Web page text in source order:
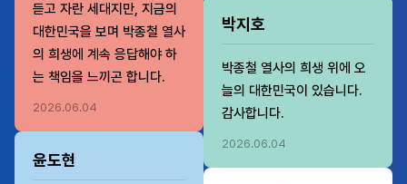
듣고 자란 세대지만, 지금의
대한민국을 보며 박종철 열사
의 희생에 계속 응답해야 하
는 책임을 느끼곤 합니다.
2026.06.04
윤도현
박지호
박종철 열사의 희생 위에 오
늘의 대한민국이 있습니다.
감사합니다.
2026.06.04